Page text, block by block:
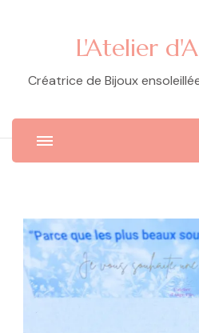
L'Atelier
Créatrice de Bijoux